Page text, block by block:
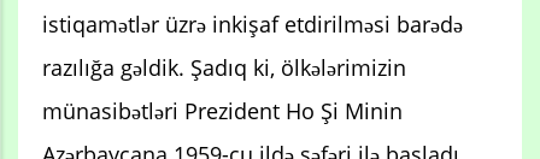
istiqamətlər üzrə inkişaf etdirilməsi barədə
razılığa gəldik. Şadıq ki, ölkələrimizin
münasibətləri Prezident Ho Şi Minin